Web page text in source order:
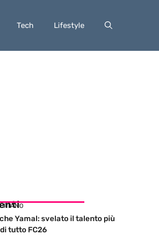
Tech Lifestyle
PIANO
Yamal: svelato il talento più
tutto FC26